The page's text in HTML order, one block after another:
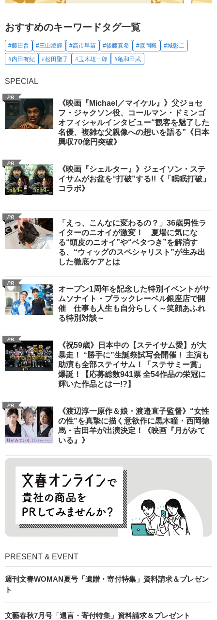
おすすめのキーワードタグ一覧
#藤田晋 #三山凌輝 #高市早苗 #後藤真希 #森岡毅
#城彰二
#内田有紀
#松田聖子 #玉木雄一郎 #亀和田武
SPECIAL
PR
《映画『Michael／マイケル』》父ジョセ
フ・ジャクソン役、コールマン・ドミンゴ
オフィシャルインタビュー“観客を魅了した
名優、複雑な父親像への想いを語る”《日本
興収70億円突破》
PR
《映画『シェルター』》ジェイソン・ステ
イサムがお盆を“打破”する!!《「眠眠打破」
コラボ》
PR
「えっ、こんなに変わるの？」36歳男性ラ
イターのニオイが激変！ 夏場に気にな
る“頭皮のニオイ”や“ベタつき”を解消す
る、“ウィッグのスペシャリスト”が生み出
した徹底ケアとは
PR
オープン1周年を記念した特別イベントがサ
ムソナイト・ブラックレーベル銀座店で開
催 仕事も人生も自分らしく～笑顔あふれ
る特別対談～
PR
《祝59歳》日本中の【ステイサム愛】が大
暴走！ “勝手に”生誕祭試写会開催！ 主演も
助演も全部ステイサム！「ステサミー賞」
爆誕！【応募総数941票 全54作品の栄冠に
輝いた作品とはー!?】
PR
《渡辺淳一原作＆娘・渡邉直子監督》“女性
の性”を真摯に描く意欲作に黒木瞳・西岡德
馬・吉田羊が出演決定！《映画『月がみて
いる』》
PRESENT & EVENT
週刊文春WOMAN夏号「遺贈・寄付特集」資料請求＆プレゼン
ト
文藝春秋7月号「遺言・寄付特集」資料請求＆プレゼント